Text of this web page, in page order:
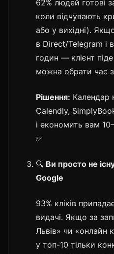
62% людей готові
коли відчувають
або у вихідні).
в Direct/Telegram і
годин — клієнт
можна обрати час
Рішення: Календар
Calendly,
і економить вам
✅
🔍 Ви просто не
Google
93% кліків
видачі. Якщо за
Львів» чи «онлайн
у топ-10 тільки